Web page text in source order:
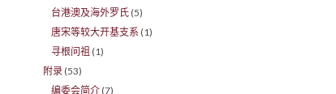
台港澳及海外罗氏 (5)
唐宋等较大开基支系 (1)
寻根问祖 (1)
附录 (53)
编委会简介 (7)